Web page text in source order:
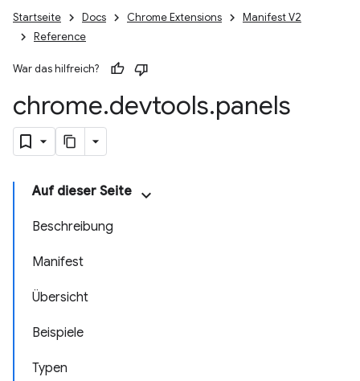
Startseite Docs Chrome Extensions
Manifest V2
Reference
War das hilfreich?
chrome.devtools.panels
Auf dieser Seite
Beschreibung
Manifest
Übersicht
Beispiele
Typen